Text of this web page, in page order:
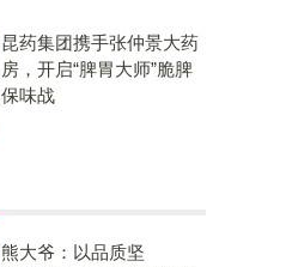
昆药集团携手张仲景大药
房，开启“脾胃大师”脆脾
保味战
熊大爷：以品质坚